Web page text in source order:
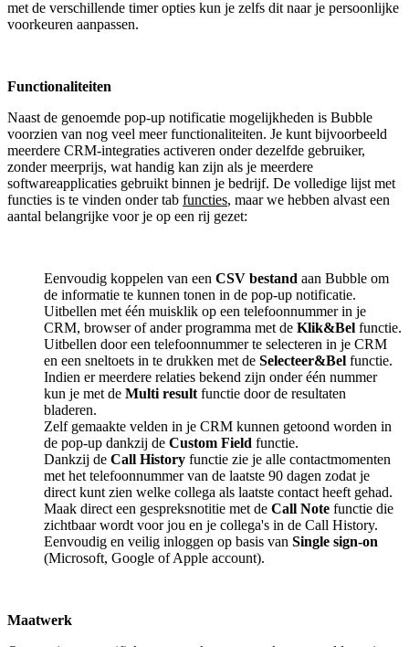
met de verschillende timer opties kun je zelfs dit naar je persoonlijke
voorkeuren aanpassen.
Functionaliteiten
Naast de genoemde pop-up notificatie mogelijkheden is Bubble
voorzien van nog veel meer functionaliteiten. Je kunt bijvoorbeeld
meerdere CRM-integraties activeren onder dezelfde gebruiker,
zonder meerprijs, wat handig kan zijn als je meerdere
softwareapplicaties gebruikt binnen je bedrijf. De volledige lijst met
functies is te vinden onder tab functies, maar we hebben alvast een
aantal belangrijke voor je op een rij gezet:
Eenvoudig koppelen van een CSV bestand aan Bubble om
de informatie te kunnen tonen in de pop-up notificatie.
Uitbellen met één muisklik op een telefoonnummer in je
CRM, browser of ander programma met de Klik&Bel functie.
Uitbellen door een telefoonnummer te selecteren in je CRM
en een sneltoets in te drukken met de Selecteer&Bel functie.
Indien er meerdere relaties bekend zijn onder één nummer
kun je met de Multi result functie door de resultaten
bladeren.
Zelf gemaakte velden in je CRM kunnen getoond worden in
de pop-up dankzij de Custom Field functie.
Dankzij de Call History functie zie je alle contactmomenten
met het telefoonnummer van de laatste 90 dagen zodat je
direct kunt zien welke collega als laatste contact heeft gehad.
Maak direct een gespreksnotitie met de Call Note functie die
zichtbaar wordt voor jou en je collega's in de Call History.
Eenvoudig en veilig inloggen op basis van Single sign-on
(Microsoft, Google of Apple account).
Maatwerk